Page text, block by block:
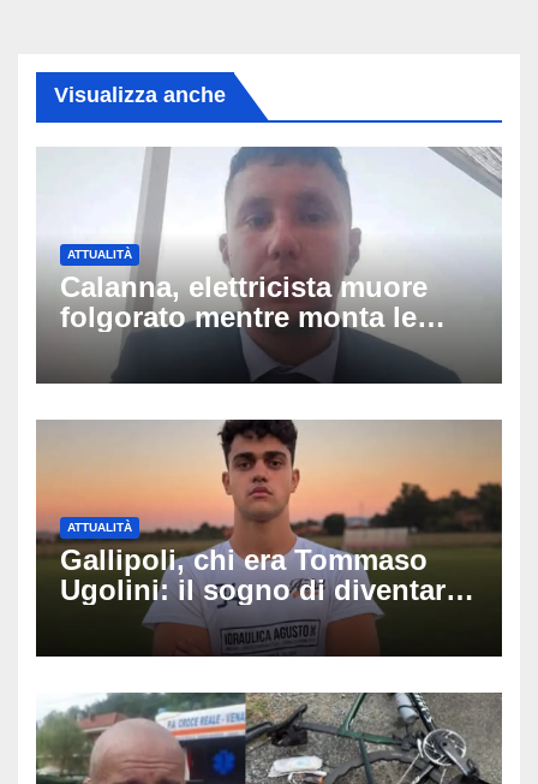
Visualizza anche
ATTUALITÀ
Calanna, elettricista muore
folgorato mentre monta le
luminarie della festa: chi era
Fabio Calabrò e cosa è
ATTUALITÀ
Gallipoli, chi era Tommaso
Ugolini: il sogno di diventare
medico e la fascia da
capitano, il dolore di Bologna